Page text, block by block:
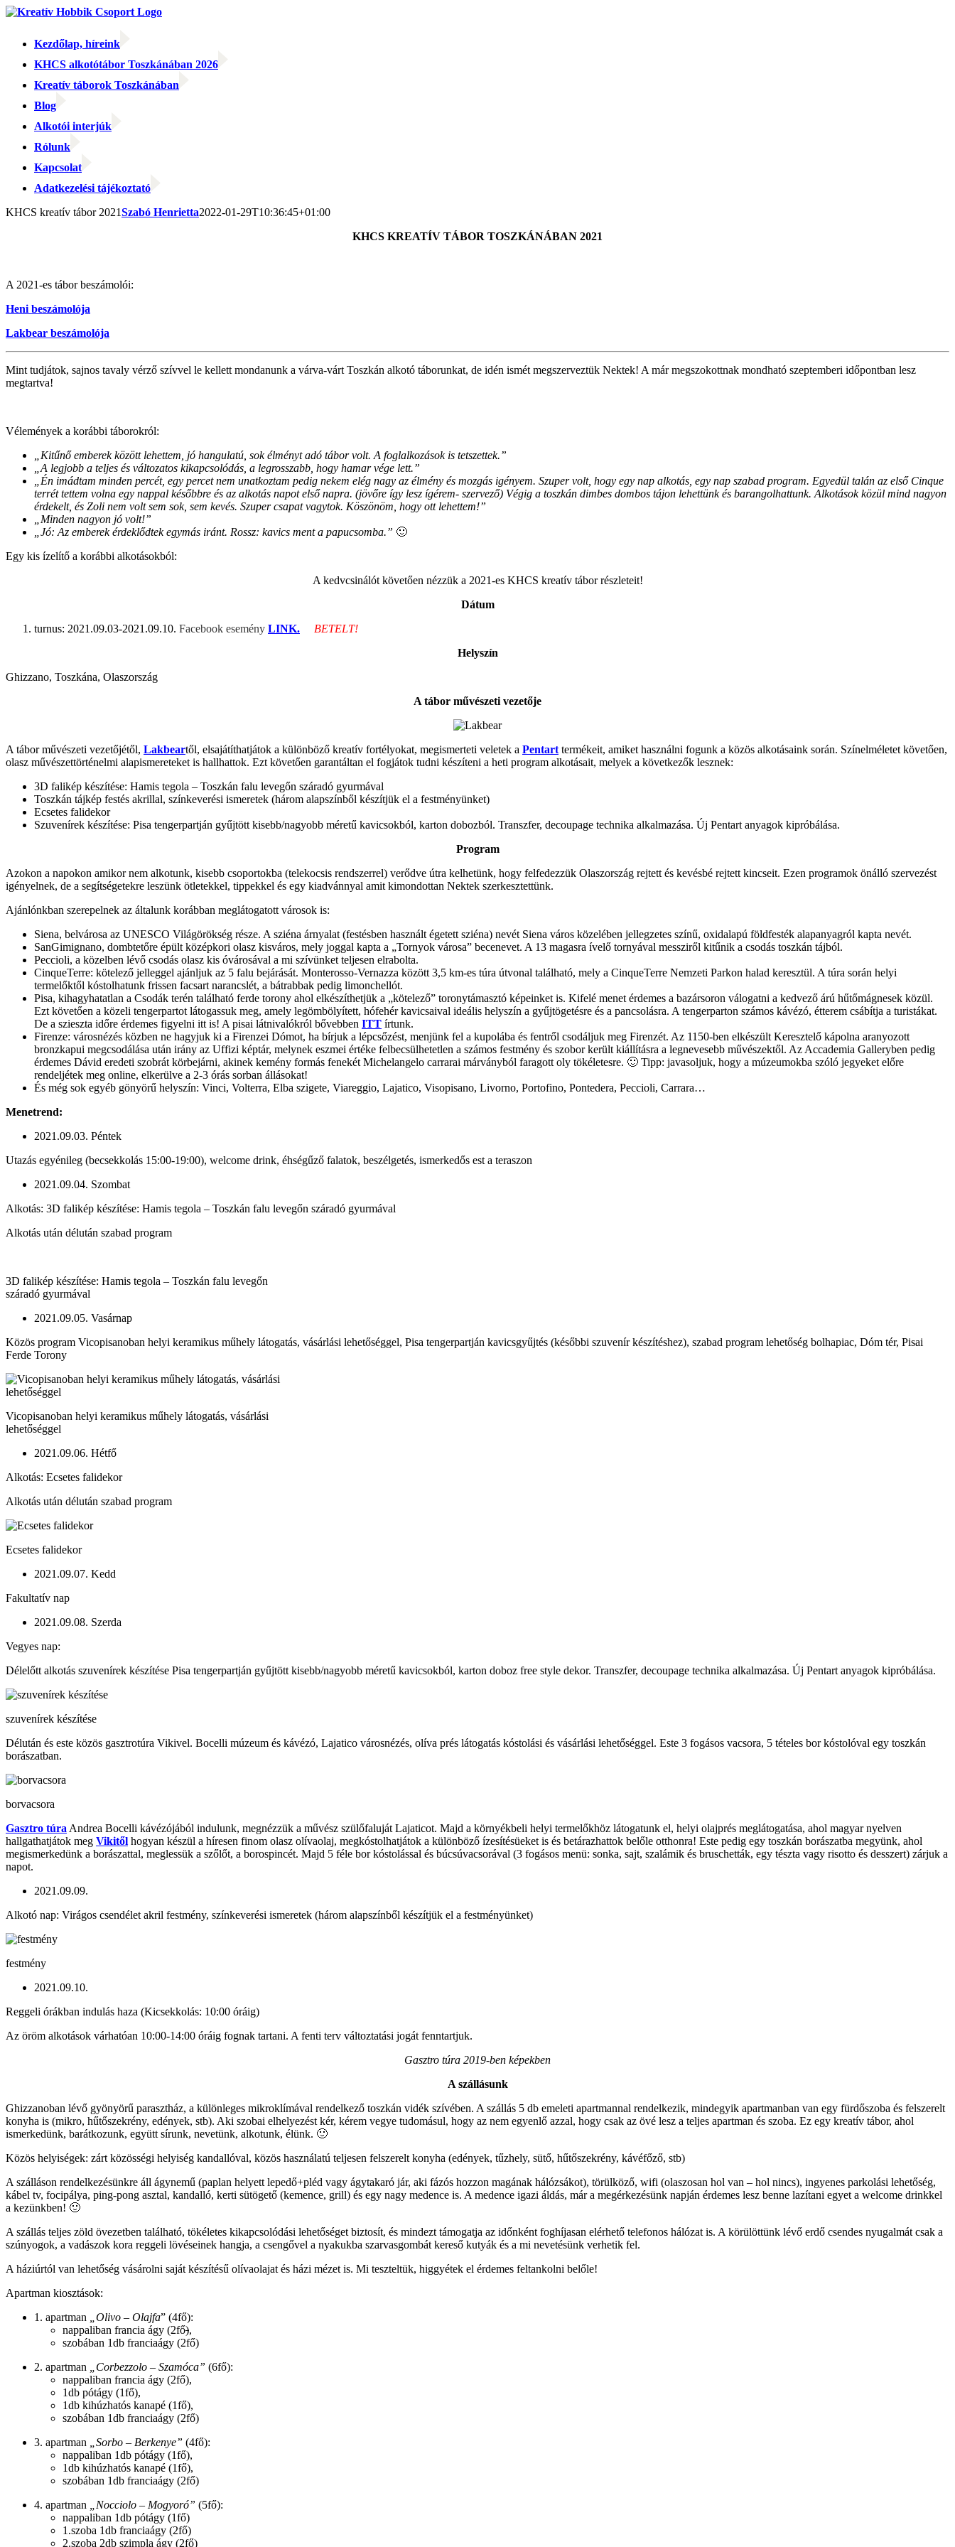
Kihagyás
Kezdőlap, híreink
KHCS alkotótábor Toszkánában 2026
Kreatív táborok Toszkánában
Blog
Alkotói interjúk
Rólunk
Kapcsolat
Adatkezelési tájékoztató
Facebook
Facebook
Email:
KHCS kreatív tábor 2021Szabó Henrietta2022-01-29T10:36:45+01:00
KHCS KREATÍV TÁBOR TOSZKÁNÁBAN 2021
A 2021-es tábor beszámolói:
Heni beszámolója
Lakbear beszámolója
Mint tudjátok, sajnos tavaly vérző szívvel le kellett mondanunk a várva-várt Toszkán alkotó táborunkat, de idén ismét megszerveztük Nektek! A már megszokottnak mondható szeptemberi időpontban lesz
megtartva!
Vélemények a korábbi táborokról:
„Kitűnő emberek között lehettem, jó hangulatú, sok élményt adó tábor volt. A foglalkozások is tetszettek.”
„A legjobb a teljes és változatos kikapcsolódás, a legrosszabb, hogy hamar vége lett.”
„Én imádtam minden percét, egy percet nem unatkoztam pedig nekem elég nagy az élmény és mozgás igényem. Szuper volt, hogy egy nap alkotás, egy nap szabad program. Egyedül talán az első Cinque
terrét tettem volna egy nappal későbbre és az alkotás napot első napra. (jövőre így lesz ígérem- szervező) Végig a toszkán dimbes dombos tájon lehettünk és barangolhattunk. Alkotások közül mind nagyon
érdekelt, és Zoli nem volt sem sok, sem kevés. Szuper csapat vagytok. Köszönöm, hogy ott lehettem!”
„Minden nagyon jó volt!”
„Jó: Az emberek érdeklődtek egymás iránt. Rossz: kavics ment a papucsomba.” 🙂
Egy kis ízelítő a korábbi alkotásokból:
A kedvcsinálót követően nézzük a 2021-es KHCS kreatív tábor részleteit!
Dátum
turnus: 2021.09.03-2021.09.10. Facebook esemény LINK.
BETELT!
Helyszín
Ghizzano, Toszkána, Olaszország
A tábor művészeti vezetője
A tábor művészeti vezetőjétől, Lakbeartől, elsajátíthatjátok a különböző kreatív fortélyokat, megismerteti veletek a Pentart termékeit, amiket használni fogunk a közös alkotásaink során. Színelméletet követően,
olasz művészettörténelmi alapismereteket is hallhattok. Ezt követően garantáltan el fogjátok tudni készíteni a heti program alkotásait, melyek a következők lesznek:
3D falikép készítése: Hamis tegola – Toszkán falu levegőn száradó gyurmával
Toszkán tájkép festés akrillal, színkeverési ismeretek (három alapszínből készítjük el a festményünket)
Ecsetes falidekor
Szuvenírek készítése: Pisa tengerpartján gyűjtött kisebb/nagyobb méretű kavicsokból, karton dobozból. Transzfer, decoupage technika alkalmazása. Új Pentart anyagok kipróbálása.
Program
Azokon a napokon amikor nem alkotunk, kisebb csoportokba (telekocsis rendszerrel) verődve útra kelhetünk, hogy felfedezzük Olaszország rejtett és kevésbé rejtett kincseit. Ezen programok önálló szervezést
igényelnek, de a segítségetekre leszünk ötletekkel, tippekkel és egy kiadvánnyal amit kimondottan Nektek szerkesztettünk.
Ajánlónkban szerepelnek az általunk korábban meglátogatott városok is:
Siena, belvárosa az UNESCO Világörökség része. A sziéna árnyalat (festésben használt égetett sziéna) nevét Siena város közelében jellegzetes színű, oxidalapú földfesték alapanyagról kapta nevét.
SanGimignano, dombtetőre épült középkori olasz kisváros, mely joggal kapta a „Tornyok városa” becenevet. A 13 magasra ívelő tornyával messziről kitűnik a csodás toszkán tájból.
Peccioli, a közelben lévő csodás olasz kis óvárosával a mi szívünket teljesen elrabolta.
CinqueTerre: kötelező jelleggel ajánljuk az 5 falu bejárását. Monterosso-Vernazza között 3,5 km-es túra útvonal található, mely a CinqueTerre Nemzeti Parkon halad keresztül. A túra során helyi
termelőktől kóstolhatunk frissen facsart narancslét, a bátrabbak pedig limonchellót.
Pisa, kihagyhatatlan a Csodák terén található ferde torony ahol elkészíthetjük a „kötelező” toronytámasztó képeinket is. Kifelé menet érdemes a bazársoron válogatni a kedvező árú hűtőmágnesek közül.
Ezt követően a közeli tengerpartot látogassuk meg, amely legömbölyített, hófehér kavicsaival ideális helyszín a gyűjtögetésre és a pancsolásra. A tengerparton számos kávézó, étterem csábítja a turistákat.
De a szieszta időre érdemes figyelni itt is! A pisai látnivalókról bővebben ITT írtunk.
Firenze: városnézés közben ne hagyjuk ki a Firenzei Dómot, ha bírjuk a lépcsőzést, menjünk fel a kupolába és fentről csodáljuk meg Firenzét. Az 1150-ben elkészült Keresztelő kápolna aranyozott
bronzkapui megcsodálása után irány az Uffizi képtár, melynek eszmei értéke felbecsülhetetlen a számos festmény és szobor került kiállításra a legnevesebb művészektől. Az Accademia Galleryben pedig
érdemes Dávid eredeti szobrát körbejárni, akinek kemény formás fenekét Michelangelo carrarai márványból faragott oly tökéletesre. 🙂 Tipp: javasoljuk, hogy a múzeumokba szóló jegyeket előre
rendeljétek meg online, elkerülve a 2-3 órás sorban állásokat!
És még sok egyéb gönyörű helyszín: Vinci, Volterra, Elba szigete, Viareggio, Lajatico, Visopisano, Livorno, Portofino, Pontedera, Peccioli, Carrara…
Menetrend:
2021.09.03. Péntek
Utazás egyénileg (becsekkolás 15:00-19:00), welcome drink, éhségűző falatok, beszélgetés, ismerkedős est a teraszon
2021.09.04. Szombat
Alkotás: 3D falikép készítése: Hamis tegola – Toszkán falu levegőn száradó gyurmával
Alkotás után délután szabad program
3D falikép készítése: Hamis tegola – Toszkán falu levegőn
száradó gyurmával
2021.09.05. Vasárnap
Közös program Vicopisanoban helyi keramikus műhely látogatás, vásárlási lehetőséggel, Pisa tengerpartján kavicsgyűjtés (későbbi szuvenír készítéshez), szabad program lehetőség bolhapiac, Dóm tér, Pisai
Ferde Torony
Vicopisanoban helyi keramikus műhely látogatás, vásárlási
lehetőséggel
2021.09.06. Hétfő
Alkotás: Ecsetes falidekor
Alkotás után délután szabad program
Ecsetes falidekor
2021.09.07. Kedd
Fakultatív nap
2021.09.08. Szerda
Vegyes nap:
Délelőtt alkotás szuvenírek készítése Pisa tengerpartján gyűjtött kisebb/nagyobb méretű kavicsokból, karton doboz free style dekor. Transzfer, decoupage technika alkalmazása. Új Pentart anyagok kipróbálása.
szuvenírek készítése
Délután és este közös gasztrotúra Vikivel. Bocelli múzeum és kávézó, Lajatico városnézés, olíva prés látogatás kóstolási és vásárlási lehetőséggel. Este 3 fogásos vacsora, 5 tételes bor kóstolóval egy toszkán
borászatban.
borvacsora
Gasztro túra Andrea Bocelli kávézójából indulunk, megnézzük a művész szülőfaluját Lajaticot. Majd a környékbeli helyi termelőkhöz látogatunk el, helyi olajprés meglátogatása, ahol magyar nyelven
hallgathatjátok meg Vikitől hogyan készül a híresen finom olasz olívaolaj, megkóstolhatjátok a különböző ízesítésüeket is és betárazhattok belőle otthonra! Este pedig egy toszkán borászatba megyünk, ahol
megismerkedünk a borászattal, meglessük a szőlőt, a borospincét. Majd 5 féle bor kóstolással és búcsúvacsorával (3 fogásos menü: sonka, sajt, szalámik és bruschetták, egy tészta vagy risotto és desszert) zárjuk a
napot.
2021.09.09.
Alkotó nap: Virágos csendélet akril festmény, színkeverési ismeretek (három alapszínből készítjük el a festményünket)
festmény
2021.09.10.
Reggeli órákban indulás haza (Kicsekkolás: 10:00 óráig)
Az öröm alkotások várhatóan 10:00-14:00 óráig fognak tartani. A fenti terv változtatási jogát fenntartjuk.
Gasztro túra 2019-ben képekben
A szállásunk
Ghizzanoban lévő gyönyörű parasztház, a különleges mikroklímával rendelkező toszkán vidék szívében. A szállás 5 db emeleti apartmannal rendelkezik, mindegyik apartmanban van egy fürdőszoba és felszerelt
konyha is (mikro, hűtőszekrény, edények, stb). Aki szobai elhelyezést kér, kérem vegye tudomásul, hogy az nem egyenlő azzal, hogy csak az övé lesz a teljes apartman és szoba. Ez egy kreatív tábor, ahol
ismerkedünk, barátkozunk, együtt sírunk, nevetünk, alkotunk, élünk. 🙂
Közös helyiségek: zárt közösségi helyiség kandallóval, közös használatú teljesen felszerelt konyha (edények, tűzhely, sütő, hűtőszekrény, kávéfőző, stb)
A szálláson rendelkezésünkre áll ágynemű (paplan helyett lepedő+pléd vagy ágytakaró jár, aki fázós hozzon magának hálózsákot), törülköző, wifi (olaszosan hol van – hol nincs), ingyenes parkolási lehetőség,
kábel tv, focipálya, ping-pong asztal, kandalló, kerti sütögető (kemence, grill) és egy nagy medence is. A medence igazi áldás, már a megérkezésünk napján érdemes lesz benne lazítani egyet a welcome drinkkel
a kezünkben! 🙂
A szállás teljes zöld övezetben található, tökéletes kikapcsolódási lehetőséget biztosít, és mindezt támogatja az időnként foghíjasan elérhető telefonos hálózat is. A körülöttünk lévő erdő csendes nyugalmát csak a
szúnyogok, a vadászok kora reggeli lövéseinek hangja, a csengővel a nyakukba szarvasgombát kereső kutyák és a mi nevetésünk verhetik fel.
A háziúrtól van lehetőség vásárolni saját készítésű olívaolajat és házi mézet is. Mi teszteltük, higgyétek el érdemes feltankolni belőle!
Apartman kiosztások:
1. apartman
„Olivo – Olajfa” (4fő):
nappaliban francia ágy (2fő),
szobában 1db franciaágy (2fő)
2. apartman
„Corbezzolo – Szamóca” (6fő):
nappaliban francia ágy (2fő),
1db pótágy (1fő),
1db kihúzhatós kanapé (1fő),
szobában 1db franciaágy (2fő)
3. apartman
„Sorbo – Berkenye” (4fő):
nappaliban 1db pótágy (1fő),
1db kihúzhatós kanapé (1fő),
szobában 1db franciaágy (2fő)
4. apartman
„Nocciolo – Mogyoró” (5fő):
nappaliban 1db pótágy (1fő)
1.szoba 1db franciaágy (2fő)
2.szoba 2db szimpla ágy (2fő)